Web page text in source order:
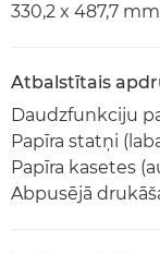
330,2 x 487,7 mm
Atbalstītais
Daudzfunkciju
Papīra statņi
Papīra kasetes
Abpusējā